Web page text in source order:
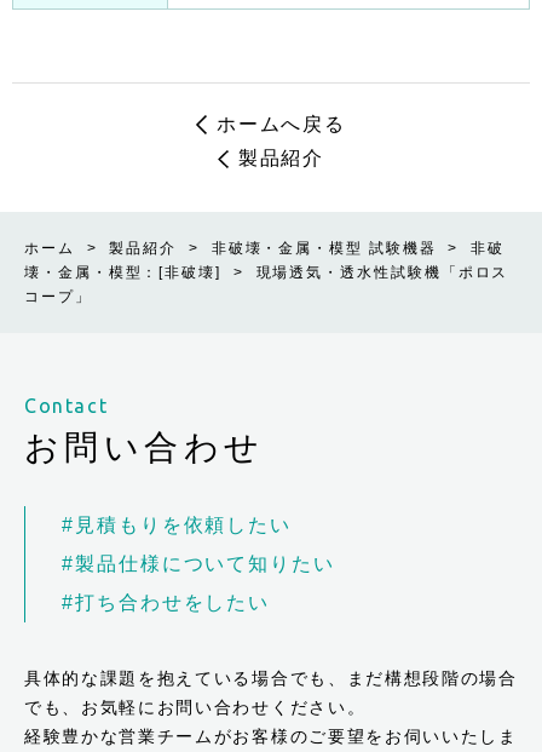
製品紹介
ホームへ戻る
ホーム >製品紹介 > 非破壊・金属・模型 試験機器 >非破
壊・金属・模型：[非破壊]
> 現場透気・透水性試験機「ポロス
コープ」
Contact
お問い合わせ
#見積もりを依頼したい
#製品仕様について知りたい
#打ち合わせをしたい
具体的な課題を抱えている場合でも、まだ構想段階の場合
でも、お気軽にお問い合わせください。
経験豊かな営業チームがお客様のご要望をお伺いいたしま